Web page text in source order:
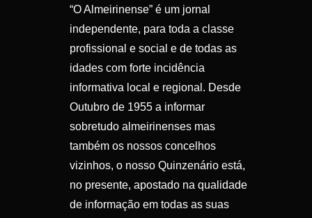
“O Almeirinense” é um jornal
independente, para toda a classe
profissional e social e de todas as
idades com forte incidência
informativa local e regional. Desde
Outubro de 1955 a informar
sobretudo almeirinenses mas
também os nossos concelhos
vizinhos, o nosso Quinzenário está,
no presente, apostado na qualidade
de informação em todas as suas